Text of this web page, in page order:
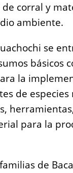
corral y
ambiente.
se
básicos
la
de especies
para la
de